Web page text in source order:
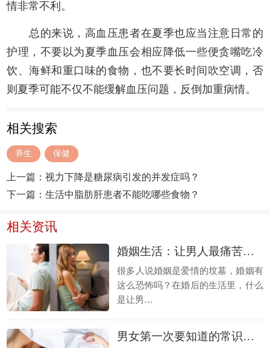
情非常不利。
总的来说，高血压患者在夏季也应当注意日常的
护理，不要以为夏季血压会相应降低一些便贪嘴吃冷
饮、海鲜和重口味的食物，也不要长时间吹空调，否
则夏季可能不仅不能缓解血压问题，反倒加重病情。
相关搜索
养生 保健
上一篇：视力下降是糖尿病引发的并发症吗？
下一篇：生活中脂肪肝患者不能吃哪些食物？
相关资讯
婚姻生活：让男人最痛苦的五件事
很多人说婚姻是爱情的坟墓，婚姻有
这么恐怖吗？在婚后的生活里，什么
是让男…
男女第一次要知道的常识有哪些？男女初次性爱必须知道的性常识